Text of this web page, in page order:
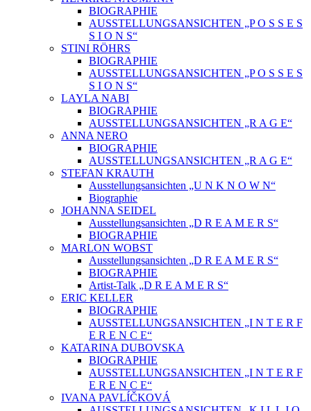
BIOGRAPHIE
AUSSTELLUNGSANSICHTEN „P O S S E S
S I O N S“
STINI RÖHRS
BIOGRAPHIE
AUSSTELLUNGSANSICHTEN „P O S S E S
S I O N S“
LAYLA NABI
BIOGRAPHIE
AUSSTELLUNGSANSICHTEN „R A G E“
ANNA NERO
BIOGRAPHIE
AUSSTELLUNGSANSICHTEN „R A G E“
STEFAN KRAUTH
Ausstellungsansichten „U N K N O W N“
Biographie
JOHANNA SEIDEL
Ausstellungsansichten „D R E A M E R S“
BIOGRAPHIE
MARLON WOBST
Ausstellungsansichten „D R E A M E R S“
BIOGRAPHIE
Artist-Talk „D R E A M E R S“
ERIC KELLER
BIOGRAPHIE
AUSSTELLUNGSANSICHTEN „I N T E R F
E R E N C E“
KATARINA DUBOVSKA
BIOGRAPHIE
AUSSTELLUNGSANSICHTEN „I N T E R F
E R E N C E“
IVANA PAVLÍČKOVÁ